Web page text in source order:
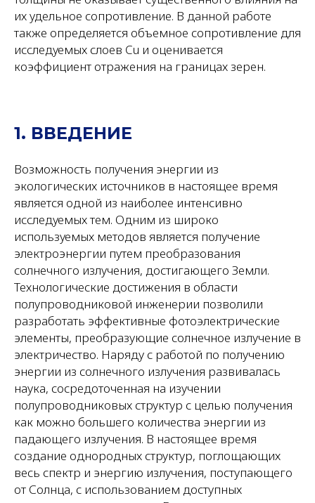
их удельное сопротивление. В данной работе
также определяется объемное сопротивление для
исследуемых слоев Cu и оценивается
коэффициент отражения на границах зерен.
1. ВВЕДЕНИЕ
Возможность получения энергии из
экологических источников в настоящее время
является одной из наиболее интенсивно
исследуемых тем. Одним из широко
используемых методов является получение
электроэнергии путем преобразования
солнечного излучения, достигающего Земли.
Технологические достижения в области
полупроводниковой инженерии позволили
разработать эффективные фотоэлектрические
элементы, преобразующие солнечное излучение в
электричество. Наряду с работой по получению
энергии из солнечного излучения развивалась
наука, сосредоточенная на изучении
полупроводниковых структур с целью получения
как можно большего количества энергии из
падающего излучения. В настоящее время
создание однородных структур, поглощающих
весь спектр и энергию излучения, поступающего
от Солнца, с использованием доступных